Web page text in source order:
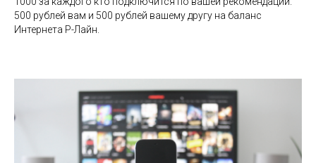
500 рублей вам и 500 рублей вашему другу на баланс
Интернета Р-Лайн.